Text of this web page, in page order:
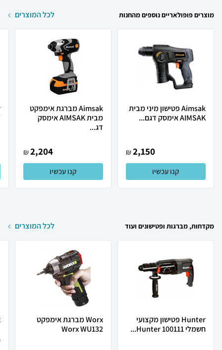
מוצרים פופולאריים נוספים מהחנות לכל המוצרים
Aimsak פטישון מיני מבית
AIMSAK אימסק דגם...
2,150
₪
קנו עכשיו
Aimsak מברגת אימפקט
מבית AIMSAK אימסק
דג...
2,204
₪
קנו עכשיו
מקדחות, מברגות ופטישונים ועוד לכל המוצרים
Hunter פטישון מקצועי
חשמלי Hunter 100111...
Worx ‏מברגת אימפקט
Worx WU132